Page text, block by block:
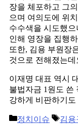
장을 체포하고 그
으며 여의도에 위
수수색을 시도했
인해 영장을 집행
또한, 김용 부원장
것으로 전해졌는데
이재명 대표 역시
불법자금 1원도 쓴
강하게 비판하기도
Categories
정치이슈 Tags
김용